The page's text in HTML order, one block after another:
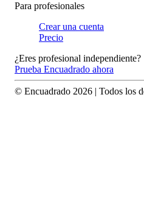
Para profesionales
Crear una cuenta
Precio
¿Eres profesional independiente?
Prueba Encuadrado ahora
© Encuadrado 2026 | Todos los